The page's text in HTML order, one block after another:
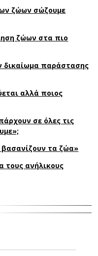
ζώων σώζουμε
ζώων στα πιο
δικαίωμα παράστασης
αλλά ποιος
σε όλες τις
βασανίζουν τα ζώα»
τους ανήλικους